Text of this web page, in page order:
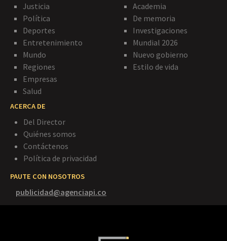
Justicia
Política
Deportes
Entretenimiento
Mundo
Regiones
Empresas
Salud
Academia
De memoria
Investigaciones
Mundial 2026
Nuevo gobierno
Estilo de vida
ACERCA DE
Del Director
Quiénes somos
Contáctenos
Política de privacidad
PAUTE CON NOSOTROS
publicidad@agenciapi.co